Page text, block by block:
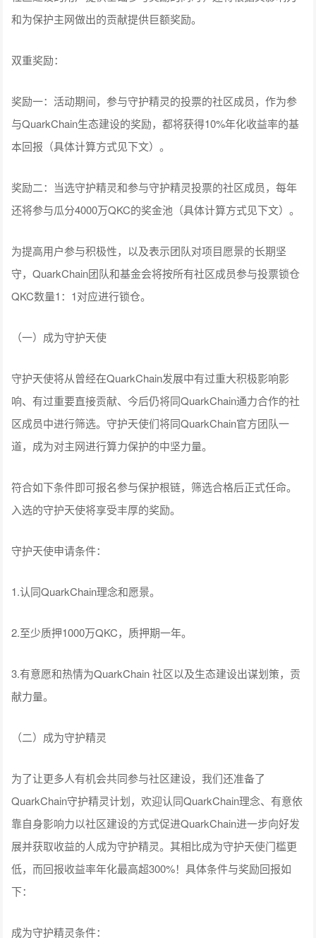
和为保护主网做出的贡献提供巨额奖励。
双重奖励：
奖励一：活动期间，参与守护精灵的投票的社区成员，作为参
与QuarkChain生态建设的奖励，都将获得10%年化收益率的基
本回报（具体计算方式见下文）。
奖励二：当选守护精灵和参与守护精灵投票的社区成员，每年
还将参与瓜分4000万QKC的奖金池（具体计算方式见下文）。
为提高用户参与积极性，以及表示团队对项目愿景的长期坚
守，QuarkChain团队和基金会将按所有社区成员参与投票锁仓
QKC数量1：1对应进行锁仓。
（一）成为守护天使
守护天使将从曾经在QuarkChain发展中有过重大积极影响影
响、有过重要直接贡献、今后仍将同QuarkChain通力合作的社
区成员中进行筛选。守护天使们将同QuarkChain官方团队一
道，成为对主网进行算力保护的中坚力量。
符合如下条件即可报名参与保护根链，筛选合格后正式任命。
入选的守护天使将享受丰厚的奖励。
守护天使申请条件：
1.认同QuarkChain理念和愿景。
2.至少质押1000万QKC，质押期一年。
3.有意愿和热情为QuarkChain 社区以及生态建设出谋划策，贡
献力量。
（二）成为守护精灵
为了让更多人有机会共同参与社区建设，我们还准备了
QuarkChain守护精灵计划，欢迎认同QuarkChain理念、有意依
靠自身影响力以社区建设的方式促进QuarkChain进一步向好发
展并获取收益的人成为守护精灵。其相比成为守护天使门槛更
低，而回报收益率年化最高超300%！具体条件与奖励回报如
下：
成为守护精灵条件：